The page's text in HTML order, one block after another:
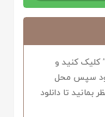
کلیک کنید و
شود سپس محل
تا دانلود